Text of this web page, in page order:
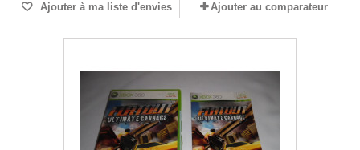
Ajouter à ma liste d'envies Ajouter au comparateur